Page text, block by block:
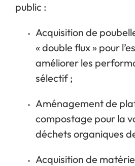
public :
Acquisition de
« double flux » pour
améliorer les
sélectif ;
Aménagement de
compostage pour la
déchets organiques
Acquisition de